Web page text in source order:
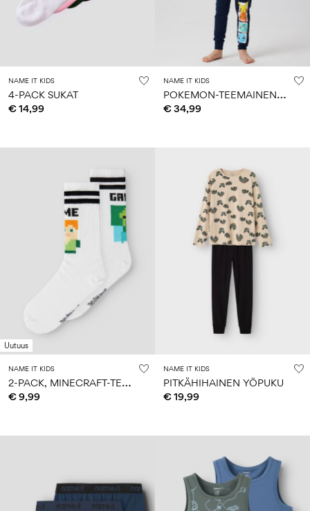
NAME IT KIDS
4-PACK SUKAT
€ 14,99
NAME IT KIDS
P
OKEMON-TEEMAINEN YÖPUKU
€ 34,99
Uutuus
NAME IT KIDS
2
-PACK, MINECRAFT-TEEMAISET SUKAT
€ 9,99
NAME IT KIDS
PITKÄHIHAINEN YÖPUKU
€ 19,99